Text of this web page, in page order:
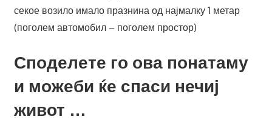
секое возило имало празнина од најмалку 1 метар
(поголем автомобил – поголем простор)
Споделете го ова понатаму
и можеби ќе спаси нечиј
живот …